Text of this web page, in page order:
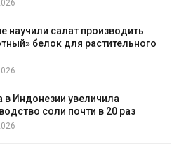
салат производить
белок для растительного
увеличила
соли почти в 20 раз